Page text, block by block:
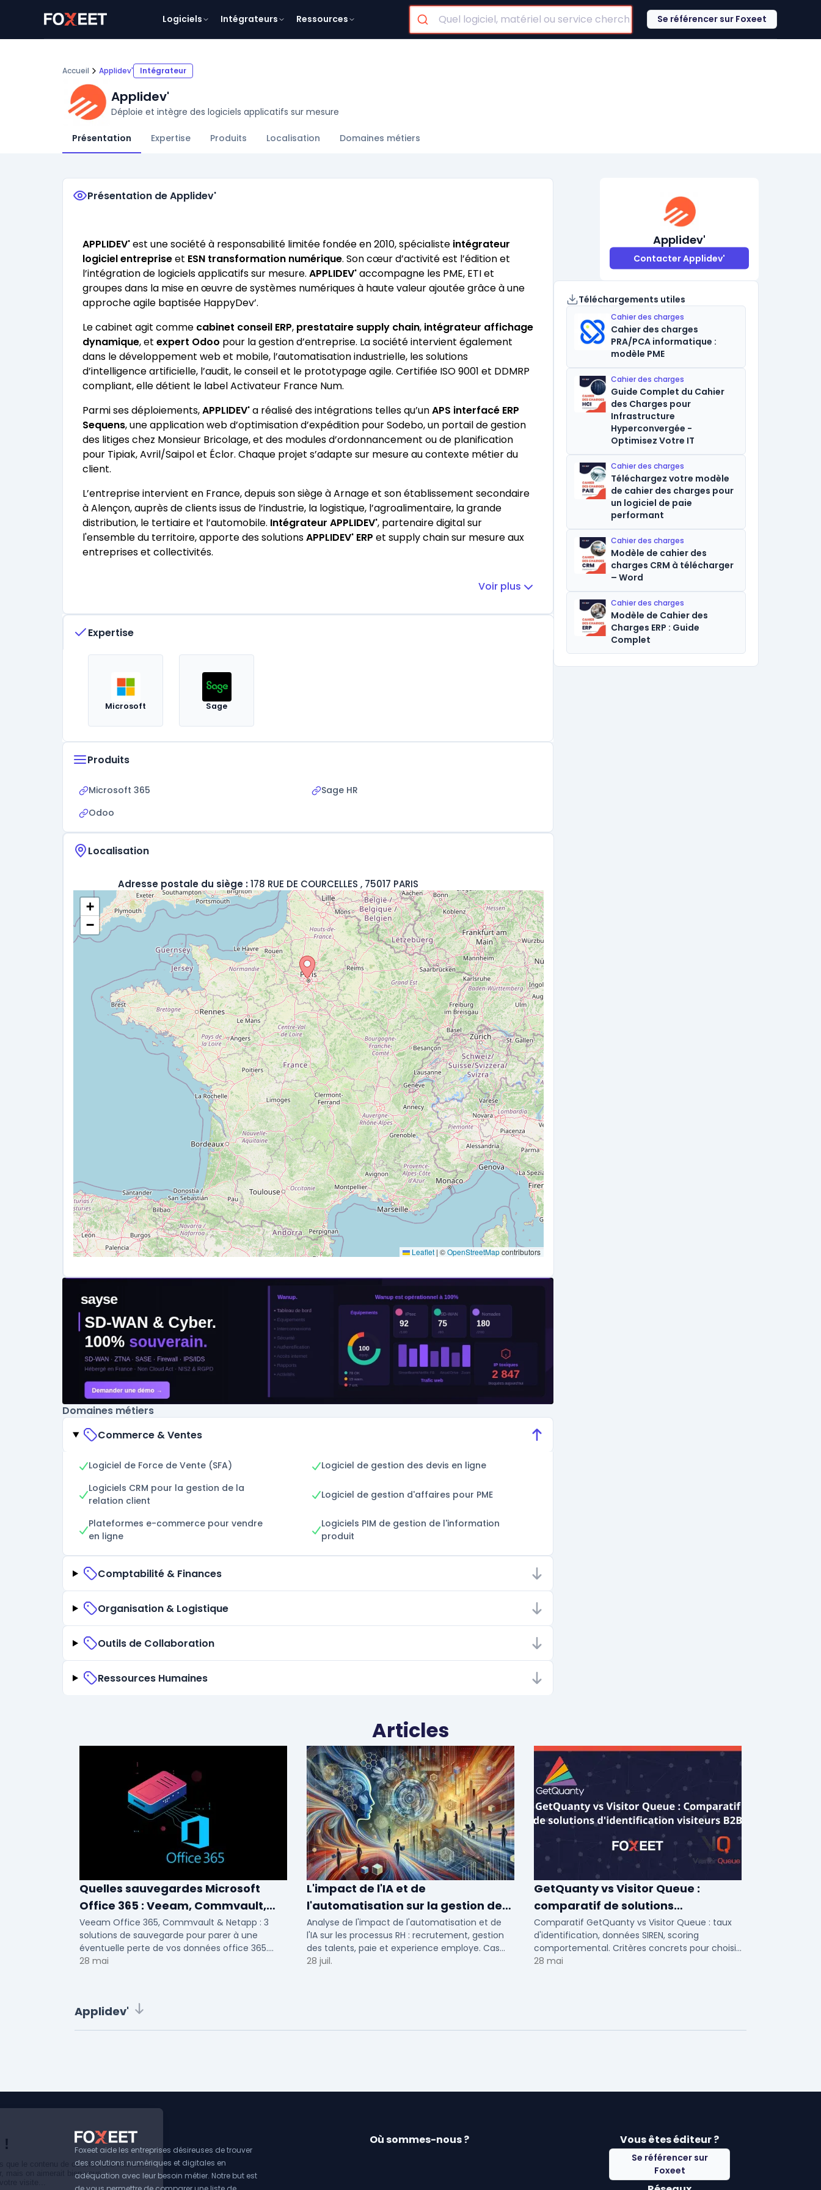
Logiciels Intégrateurs Ressources Se référencer sur Foxeet
Accueil Applidev' Intégrateur
Applidev'
Déploie et intègre des logiciels applicatifs sur mesure
Présentation Expertise Produits Localisation Domaines métiers
Applidev'
Contacter Applidev'
Téléchargements utiles
Cahier des charges
Cahier des charges
PRA/PCA informatique :
modèle PME
Cahier des charges
Guide Complet du Cahier
des Charges pour
Infrastructure
Hyperconvergée -
Optimisez Votre IT
Cahier des charges
Téléchargez votre modèle
de cahier des charges pour
un logiciel de paie
performant
Cahier des charges
Modèle de cahier des
charges CRM à télécharger
– Word
Cahier des charges
Modèle de Cahier des
Charges ERP : Guide
Complet
Présentation de Applidev'
APPLIDEV'est une société à responsabilité limitée fondée en 2010, spécialiste intégrateur
logiciel entrepriseet ESN transformation numérique. Son cœur d’activité est l’édition et
l’intégration de logiciels applicatifs sur mesure. APPLIDEV'accompagne les PME, ETI et
groupes dans la mise en œuvre de systèmes numériques à haute valeur ajoutée grâce à une
approche agile baptisée HappyDev’.
Le cabinet agit comme cabinet conseil ERP, prestataire supply chain, intégrateur affichage
dynamique, et expert Odoo pour la gestion d’entreprise. La société intervient également
dans le développement web et mobile, l’automatisation industrielle, les solutions
d’intelligence artificielle, l’audit, le conseil et le prototypage agile. Certifiée ISO 9001 et DDMRP
compliant, elle détient le label Activateur France Num.
Parmi ses déploiements,APPLIDEV'a réalisé des intégrations telles qu’unAPS interfacé ERP
Sequens, une application web d’optimisation d’expédition pour Sodebo, un portail de gestion
des litiges chez Monsieur Bricolage, et des modules d’ordonnancement ou de planification
pour Tipiak, Avril/Saipol et Éclor. Chaque projet s’adapte sur mesure au contexte métier du
client.
L’entreprise intervient en France, depuis son siège à Arnage et son établissement secondaire
à Alençon, auprès de clients issus de l’industrie, la logistique, l’agroalimentaire, la grande
distribution, le tertiaire et l’automobile. Intégrateur APPLIDEV', partenaire digital sur
l'ensemble du territoire, apporte des solutionsAPPLIDEV' ERP et supply chain sur mesure aux
entreprises et collectivités.
Voir plus
Expertise
Microsoft Sage
Produits
Microsoft 365
Sage HR
Odoo
Localisation
Adresse postale du siège :178 RUE DE COURCELLES , 75017 PARIS
+
−
Leaflet | ©OpenStreetMapcontributors
Domaines métiers
Commerce & Ventes
Logiciel de Force de Vente (SFA)
Logiciel de gestion des devis en ligne
Logiciels CRM pour la gestion de la
relation client
Logiciel de gestion d'affaires pour PME
Plateformes e-commerce pour vendre
en ligne
Logiciels PIM de gestion de l'information
produit
Comptabilité & Finances
Organisation & Logistique
Outils de Collaboration
Ressources Humaines
Articles
Quelles sauvegardes Microsoft
Office 365 : Veeam, Commvault,
Netapp
Veeam Office 365, Commvault & Netapp : 3
solutions de sauvegarde pour parer à une
éventuelle perte de vos données office 365.
Voici notre ...
28 mai
L'impact de l'IA et de
l'automatisation sur la gestion des
talents RH
Analyse de l'impact de l'automatisation et de
l'IA sur les processus RH : recrutement, gestion
des talents, paie et experience employe. Cas
concrets pour TPE, PME et ETI en 2026.
28 juil.
GetQuanty vs Visitor Queue :
comparatif de solutions
d'identification visiteurs B2B
Comparatif GetQuanty vs Visitor Queue : taux
d'identification, données SIREN, scoring
comportemental. Critères concrets pour choisir
votre solution de lead generation B2B en PME et
28 mai
Applidev'
Foxeet aide les entreprises désireuses de trouver
des solutions numériques et digitales en
adéquation avec leur besoin métier. Notre but est
Où sommes-nous ? Vous êtes éditeur ?
Se référencer sur
Foxeet